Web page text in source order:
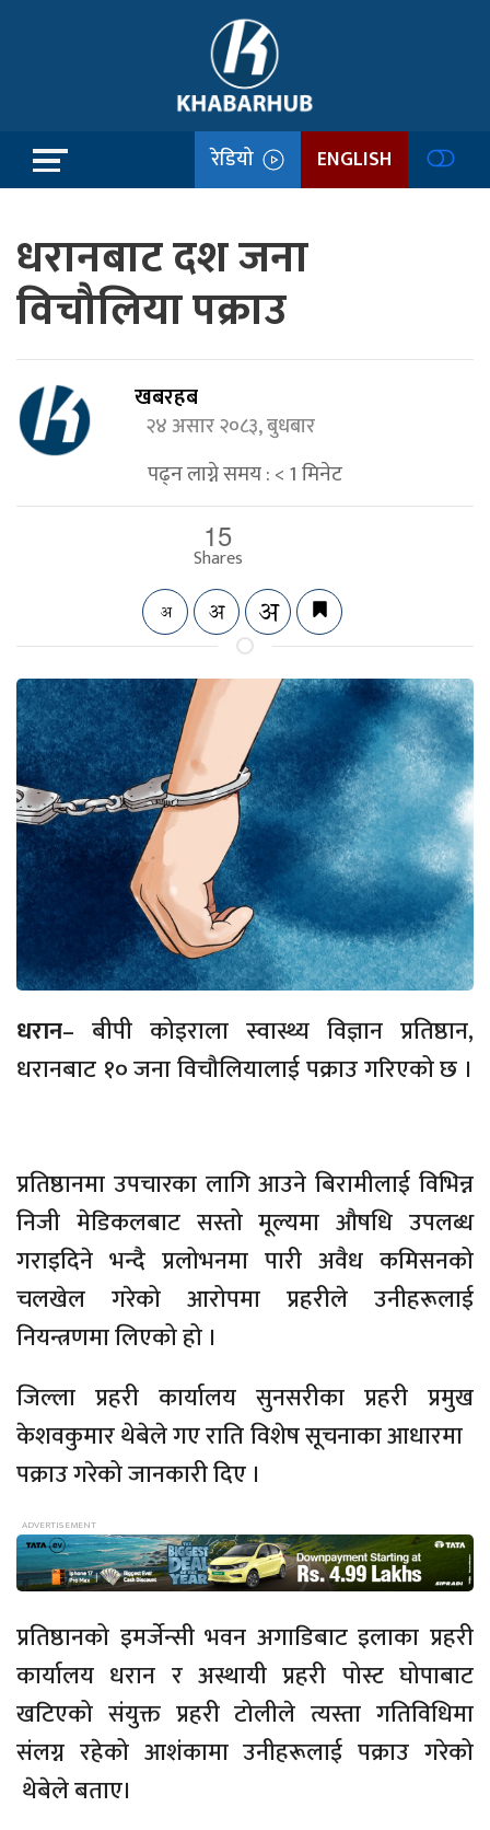
रेडियो ENGLISH
धरानबाट दश जना
विचौलिया पक्राउ
खबरहब
२४ असार २०८३, बुधबार
पढ्न लाग्ने समय :< 1मिनेट
15
Shares
धरान– बीपी कोइराला स्वास्थ्य विज्ञान प्रतिष्ठान,
धरानबाट १० जना विचौलियालाई पक्राउ गरिएको छ ।
प्रतिष्ठानमा उपचारका लागि आउने बिरामीलाई विभिन्न
निजी मेडिकलबाट सस्तो मूल्यमा औषधि उपलब्ध
गराइदिने भन्दै प्रलोभनमा पारी अवैध कमिसनको
चलखेल गरेको आरोपमा प्रहरीले उनीहरूलाई
नियन्त्रणमा लिएको हो ।
जिल्ला प्रहरी कार्यालय सुनसरीका प्रहरी प्रमुख
केशवकुमार थेबेले गए राति विशेष सूचनाका आधारमा
पक्राउ गरेको जानकारी दिए ।
प्रतिष्ठानको इमर्जेन्सी भवन अगाडिबाट इलाका प्रहरी
कार्यालय धरान र अस्थायी प्रहरी पोस्ट घोपाबाट
खटिएको संयुक्त प्रहरी टोलीले त्यस्ता गतिविधिमा
संलग्न रहेको आशंकामा उनीहरूलाई पक्राउ गरेको
थेबेले बताए।